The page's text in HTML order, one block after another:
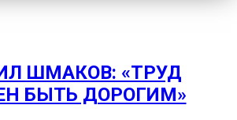
ШМАКОВ: «ТРУД
БЫТЬ ДОРОГИМ»